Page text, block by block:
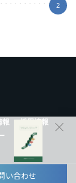
2
報
採用情報
い合わせ